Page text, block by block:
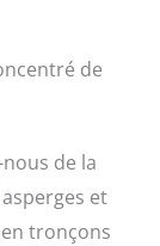
de
de la
et
tronçons